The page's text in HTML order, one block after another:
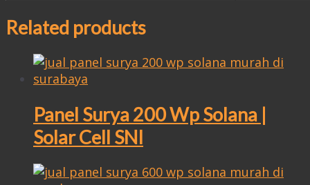
Related products
Panel Surya 200 Wp Solana |
Solar Cell SNI